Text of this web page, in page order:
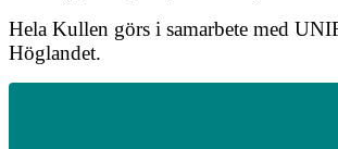
Hela Kullen görs i samarbete med
Höglandet.